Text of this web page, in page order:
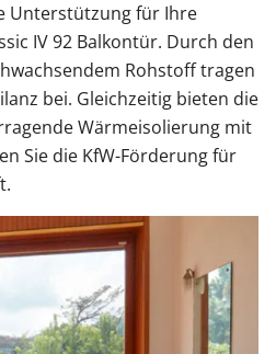
Unterstützung für Ihre
IV 92 Balkontür. Durch den
Rohstoff tragen
bei. Gleichzeitig bieten die
Wärmeisolierung mit
Sie die KfW-Förderung für